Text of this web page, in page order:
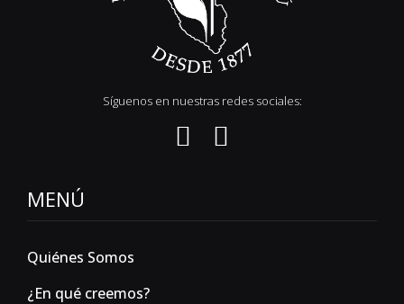
Síguenos en nuestras redes sociales:
MENÚ
Quiénes Somos
¿En qué creemos?